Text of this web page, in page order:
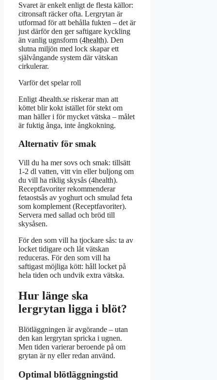
Svaret är enkelt enligt de flesta källor:
citronsaft räcker ofta. Lergrytan är
utformad för att behålla fukten – det är
just därför den ger saftigare kyckling
än vanlig ugnsform (4health). Den
slutna miljön med lock skapar ett
självångande system där vätskan
cirkulerar.
Varför det spelar roll
Enligt 4health.se riskerar man att
köttet blir kokt istället för stekt om
man häller i för mycket vätska – målet
är fuktig ånga, inte ångkokning.
Alternativ för smak
Vill du ha mer sovs och smak: tillsätt
1-2 dl vatten, vitt vin eller buljong om
du vill ha riklig skysås (4health).
Receptfavoriter rekommenderar
fetaostsås av yoghurt och smulad feta
som komplement (Receptfavoriter).
Servera med sallad och bröd till
skysåsen.
För den som vill ha tjockare sås: ta av
locket tidigare och låt vätskan
reduceras. För den som vill ha
saftigast möjliga kött: håll locket på
hela tiden och undvik extra vätska.
Hur länge ska
lergrytan ligga i blöt?
Blötläggningen är avgörande – utan
den kan lergrytan spricka i ugnen.
Men tiden varierar beroende på om
grytan är ny eller redan använd.
Optimal blötläggningstid